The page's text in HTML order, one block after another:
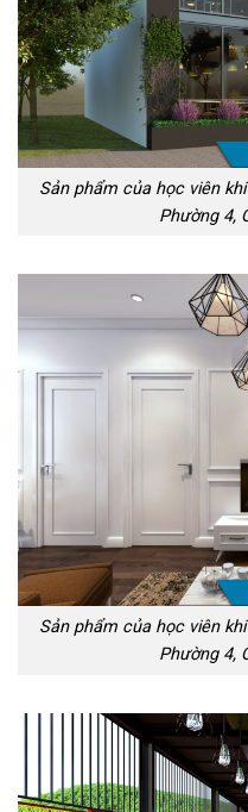
Sản phẩm của học viên
Phường 4,
Sản phẩm của học viên
Phường 4,